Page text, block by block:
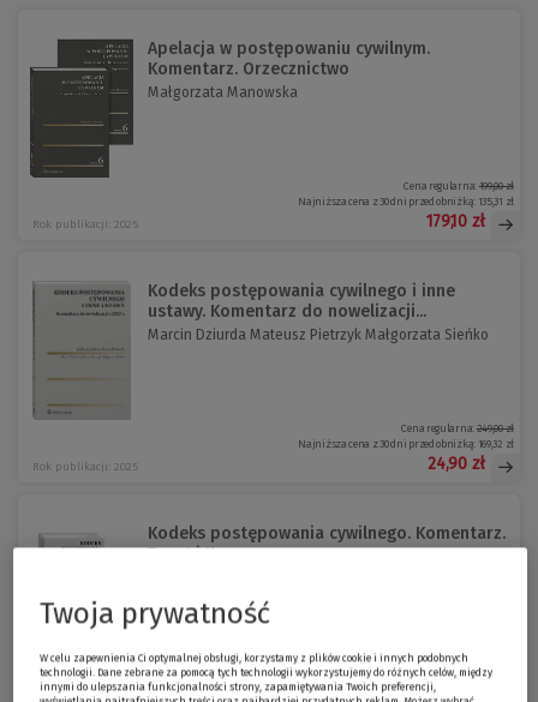
Apelacja w postępowaniu cywilnym.
Komentarz. Orzecznictwo
Małgorzata Manowska
Rok publikacji: 2025
Cena regularna:199,00 zł
Najniższa cena z 30 dni przed obniżką: 135,31 zł
179,10 zł
Kodeks postępowania cywilnego i inne
ustawy. Komentarz do nowelizacji...
Marcin Dziurda Mateusz Pietrzyk Małgorzata Sieńko
Rok publikacji: 2025
Cena regularna:249,00 zł
Najniższa cena z 30 dni przed obniżką: 169,32 zł
24,90 zł
Kodeks postępowania cywilnego. Komentarz.
Tom I i II
Cena regularna:429,00 zł
Najniższa cena z 30 dni przed obniżką:
Twoja prywatność
W celu zapewnienia Ci optymalnej obsługi, korzystamy z plików cookie i innych podobnych
technologii. Dane zebrane za pomocą tych technologii wykorzystujemy do różnych celów, między
innymi do ulepszania funkcjonalności strony, zapamiętywania Twoich preferencji,